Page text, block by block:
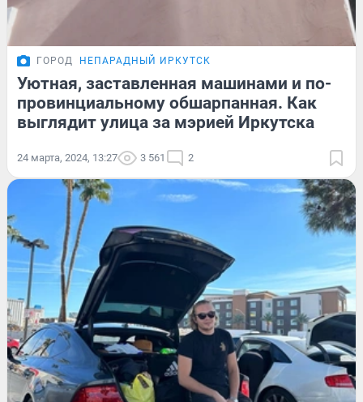
ГОРОД НЕПАРАДНЫЙ ИРКУТСК
Уютная, заставленная машинами и по-
провинциальному обшарпанная. Как
выглядит улица за мэрией Иркутска
24 марта, 2024, 13:27 3 561 2